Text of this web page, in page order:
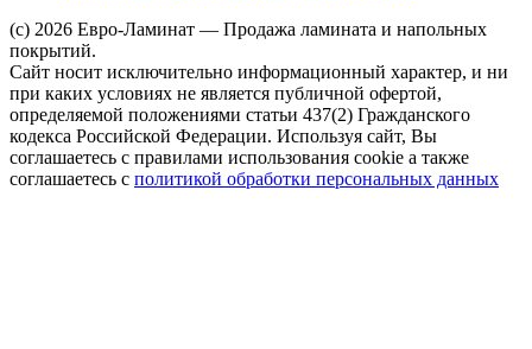
(c) 2026 Евро-Ламинат — Продажа ламината и напольных
покрытий.
Сайт носит исключительно информационный характер, и ни
при каких условиях не является публичной офертой,
определяемой положениями статьи 437(2) Гражданского
кодекса Российской Федерации. Используя сайт, Вы
соглашаетесь с правилами использования cookie а также
соглашаетесь с политикой обработки персональных данных